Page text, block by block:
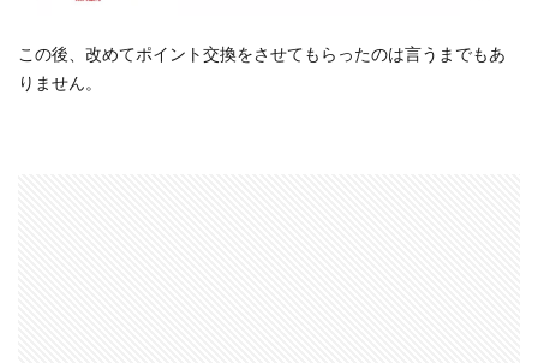
この後、改めてポイント交換をさせてもらったのは言うまでもあ
りません。